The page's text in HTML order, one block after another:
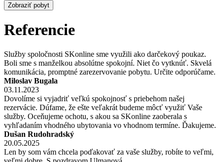
Zobraziť pobyt
Referencie
Služby spoločnosti SKonline sme využili ako darčekový poukaz.
Boli sme s manželkou absolútne spokojní. Niet čo vytknúť. Skvelá
komunikácia, promptné zarezervovanie pobytu. Určite odporúčame.
Miloslav Bugala
03.11.2023
Dovolíme si vyjadriť veľkú spokojnosť s priebehom našej
rezervácie. Dúfame, že ešte veľakrát budeme môcť využiť Vaše
služby. Oceňujeme ochotu, s akou sa SKonline zaoberala s
vyhľadaním vhodného ubytovania vo vhodnom termíne. Ďakujeme.
Dušan Rudohradský
20.05.2025
Len by som vám chcela poďakovať za vaše služby, robíte to veľmi,